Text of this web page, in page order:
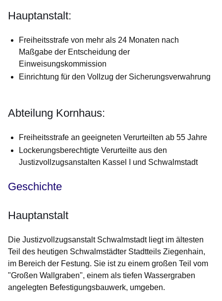
Hauptanstalt:
Freiheitsstrafe von mehr als 24 Monaten nach
Maßgabe der Entscheidung der
Einweisungskommission
Einrichtung für den Vollzug der Sicherungsverwahrung
Abteilung Kornhaus:
Freiheitsstrafe an geeigneten Verurteilten ab 55 Jahre
Lockerungsberechtigte Verurteilte aus den
Justizvollzugsanstalten Kassel I und Schwalmstadt
Geschichte
Hauptanstalt
Die Justizvollzugsanstalt Schwalmstadt liegt im ältesten
Teil des heutigen Schwalmstädter Stadtteils Ziegenhain,
im Bereich der Festung. Sie ist zu einem großen Teil vom
"Großen Wallgraben", einem als tiefen Wassergraben
angelegten Befestigungsbauwerk, umgeben.